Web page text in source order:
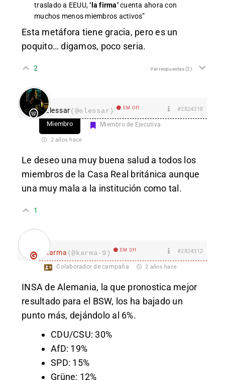
traslado a EEUU,‘la firma’cuenta ahora con
muchos menos miembros activos”
Esta metáfora tiene gracia, pero es un
poquito… digamos, poco seria.
2 Ver respuestas(2)
Elessar(@elessar) EM Off #2824318
Miembro Miembro de Ejecutiva
2 años hace
Le deseo una muy buena salud a todos los
miembros de la Casa Real británica aunque
una muy mala a la institución como tal.
1
karma (@karma-9) EM Off #2824312
Colaborador de campaña 2 años hace
INSA de Alemania, la que pronostica mejor
resultado para el BSW, los ha bajado un
punto más, dejándolo al 6%.
CDU/CSU: 30%
AfD: 19%
SPD: 15%
Grüne: 12%